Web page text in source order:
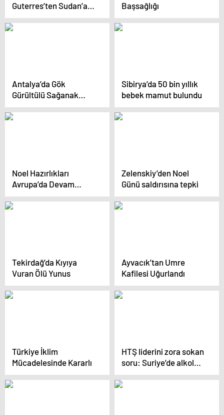
Guterres’ten Sudan’a
İnsani Yardım Çağrısı
Başsağlığı
Antalya’da Gök
Gürültülü Sağanak
Yağış ve Şimşekler
Etkili Oldu
Sibirya’da 50 bin yıllık
bebek mamut bulundu
Noel Hazırlıkları
Avrupa’da Devam
Ediyor
Zelenskiy’den Noel
Günü saldırısına tepki
Tekirdağ’da Kıyıya
Vuran Ölü Yunus
Ayvacık’tan Umre
Kafilesi Uğurlandı
Türkiye İklim
Mücadelesinde Kararlı
HTŞ liderini zora sokan
soru: Suriye’de alkole
izin verilecek mi?